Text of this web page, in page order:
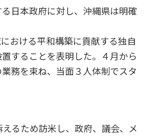
日本政府に対し、沖縄県は明確
おける平和構築に貢献する独自
することを表明した。４月から
務を束ね、当面３人体制でスタ
るため訪米し、政府、議会、メ